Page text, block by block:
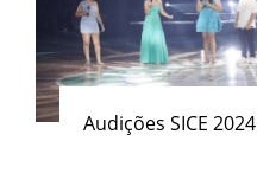
Audições SICE 2024